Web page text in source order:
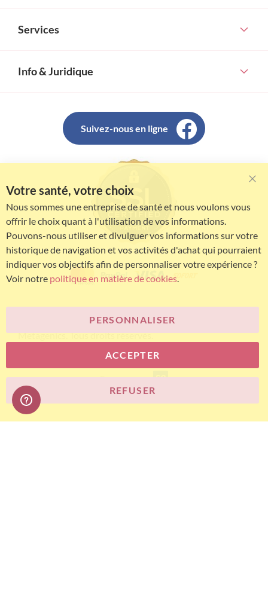
Services
Info & Juridique
Suivez-nous en ligne
© Bariatric Advantage® est une marque du groupe
Metagenics. Tous droits réservés.
E-commerce
Votre santé, votre choix
Nous sommes une entreprise de santé et nous voulons vous
offrir le choix quant à l'utilisation de vos informations.
Pouvons-nous utiliser et divulguer vos informations sur votre
historique de navigation et vos activités d'achat qui pourraient
indiquer vos objectifs afin de personnaliser votre expérience ?
Voir notre politique en matière de cookies.
ACCEPTER
PERSONNALISER
REFUSER